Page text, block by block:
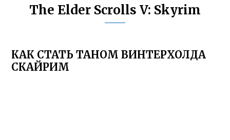
The Elder Scrolls V: Skyrim
КАК СТАТЬ ТАНОМ ВИНТЕРХОЛДА
СКАЙРИМ